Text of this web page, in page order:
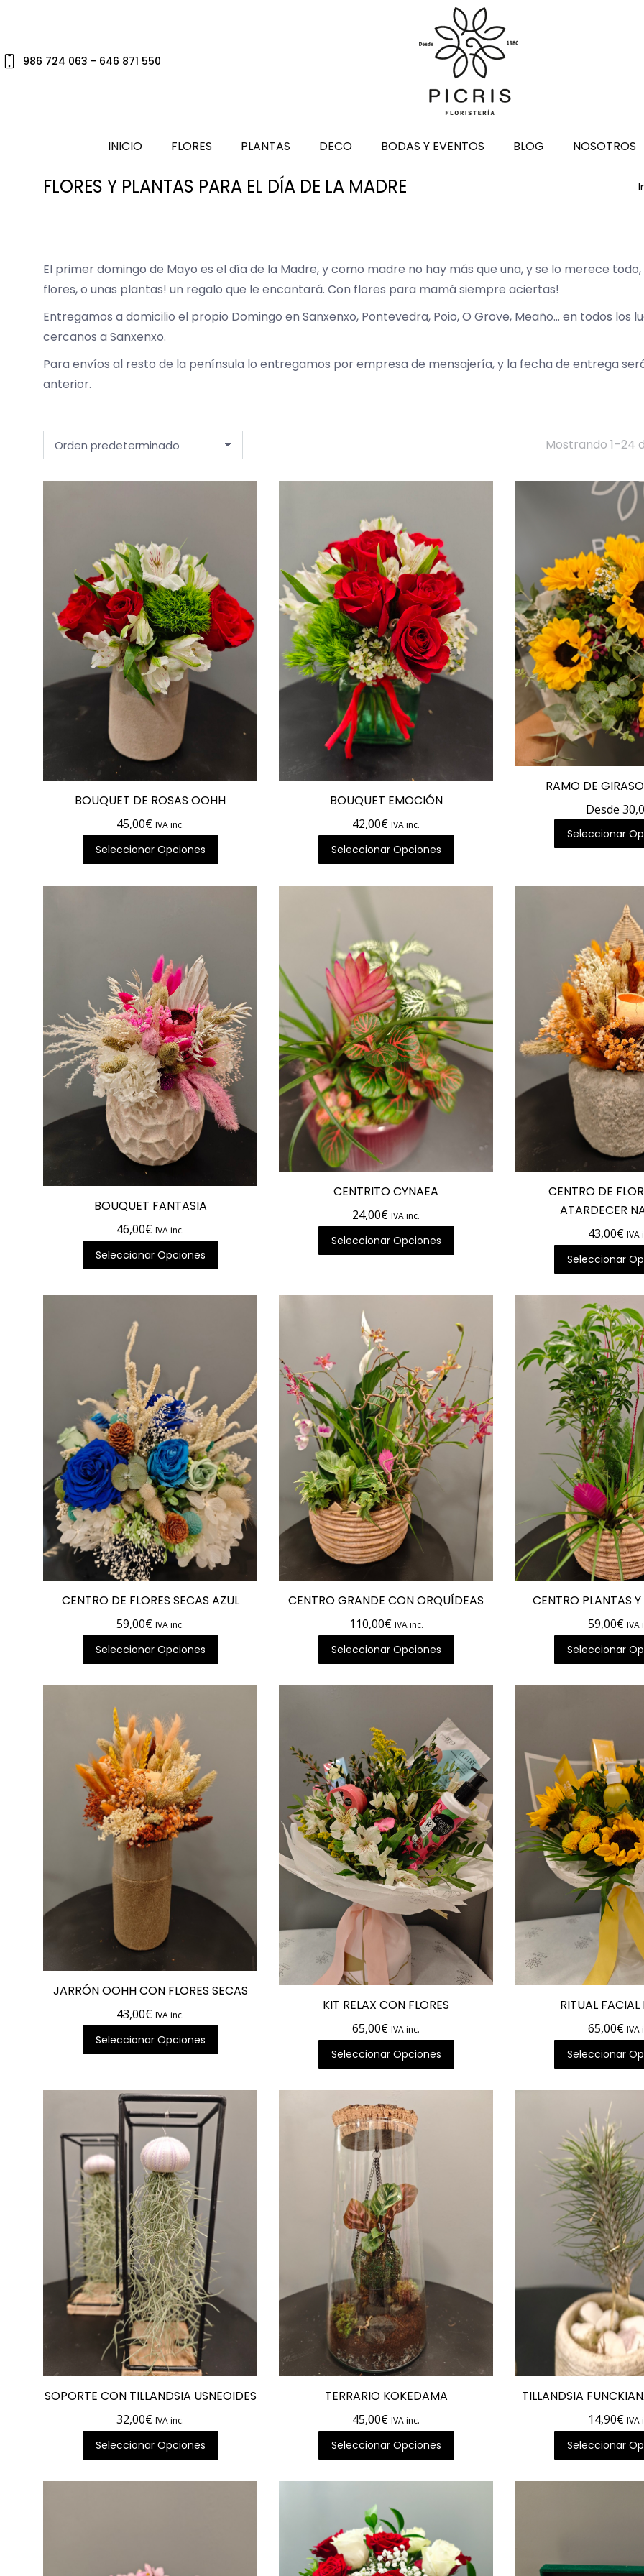
986 724 063 - 646 871 550
INICIO FLORES PLANTAS DECO BODAS Y EVENTOS BLOG NOSOTROS
FLORES Y PLANTAS PARA EL DÍA DE LA MADRE
El primer domingo de Mayo es el día de la Madre, y como madre no hay más que una, y se lo merece
flores, o unas plantas! un regalo que le encantará. Con flores para mamá siempre aciertas!
Entregamos a domicilio el propio Domingo en Sanxenxo, Pontevedra, Poio, O Grove, Meaño… en todos los
cercanos a Sanxenxo.
Para envíos al resto de la península lo entregamos por empresa de mensajería, y la fecha de entrega
anterior.
Mostrando 1–24
BOUQUET DE ROSAS OOHH
45,00€ IVA inc.
Seleccionar Opciones
BOUQUET EMOCIÓN
42,00€ IVA inc.
Seleccionar Opciones
RAMO DE
Desde
Seleccionar
BOUQUET FANTASIA
46,00€ IVA inc.
Seleccionar Opciones
CENTRITO CYNAEA
24,00€ IVA inc.
Seleccionar Opciones
CENTRO DE
ATARDECER
43,00€ IVA
Seleccionar
CENTRO DE FLORES SECAS AZUL
59,00€ IVA inc.
Seleccionar Opciones
CENTRO GRANDE CON ORQUÍDEAS
110,00€ IVA inc.
Seleccionar Opciones
CENTRO PLANTAS
59,00€ IVA
Seleccionar
JARRÓN OOHH CON FLORES SECAS
43,00€ IVA inc.
Seleccionar Opciones
KIT RELAX CON FLORES
65,00€ IVA inc.
Seleccionar Opciones
RITUAL FACIAL
65,00€ IVA
Seleccionar
SOPORTE CON TILLANDSIA USNEOIDES
32,00€ IVA inc.
Seleccionar Opciones
TERRARIO KOKEDAMA
45,00€ IVA inc.
Seleccionar Opciones
TILLANDSIA
14,90€ IVA
Seleccionar